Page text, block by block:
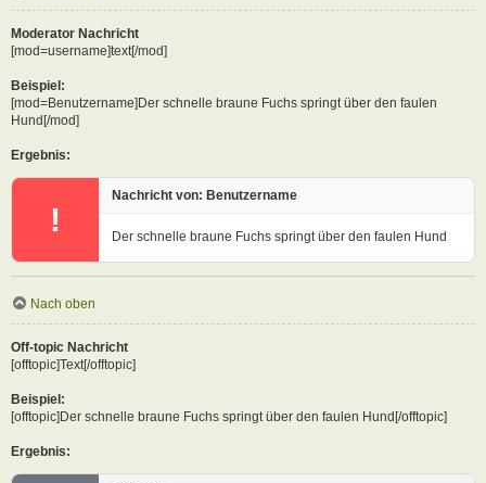
Moderator Nachricht
[mod=username]text[/mod]
Beispiel:
[mod=Benutzername]Der schnelle braune Fuchs springt über den faulen
Hund[/mod]
Ergebnis:
!
Nachricht von: Benutzername
Der schnelle braune Fuchs springt über den faulen Hund
Nach oben
Off-topic Nachricht
[offtopic]Text[/offtopic]
Beispiel:
[offtopic]Der schnelle braune Fuchs springt über den faulen Hund[/offtopic]
Ergebnis: